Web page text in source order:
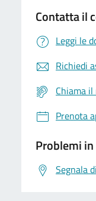
Contatta il
Leggi le
Richiedi
Chiama
Prenota
Problemi
Segnala